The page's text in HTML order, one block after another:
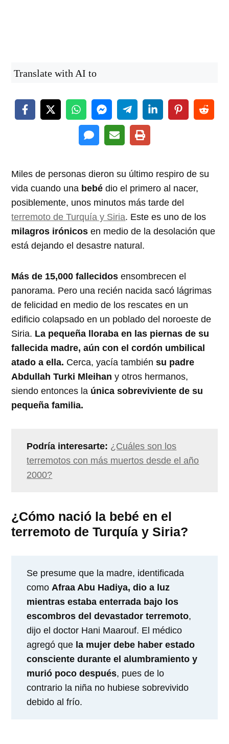
Translate with AI to
Miles de personas dieron su último respiro de su
vida cuando una bebédio el primero al nacer,
posiblemente, unos minutos más tarde del
terremoto de Turquía y Siria. Este es uno de los
milagros irónicos en medio de la desolación que
está dejando el desastre natural.
Más de 15,000 fallecidos ensombrecen el
panorama. Pero una recién nacida sacó lágrimas
de felicidad en medio de los rescates en un
edificio colapsado en un poblado del noroeste de
Siria. La pequeña lloraba en las piernas de su
fallecida madre, aún con el cordón umbilical
atado a ella. Cerca, yacía tambiénsu padre
Abdullah Turki Mleihan y otros hermanos,
siendo entonces la única sobreviviente de su
pequeña familia.
Podría interesarte: ¿Cuáles son los
terremotos con más muertos desde el año
2000?
¿Cómo nació la bebé en el
terremoto de Turquía y Siria?
Se presume que la madre, identificada
comoAfraa Abu Hadiya, dio a luz
mientras estaba enterrada bajo los
escombros del devastador terremoto,
dijo el doctor Hani Maarouf. El médico
agregó que la mujer debe haber estado
consciente durante el alumbramiento y
murió poco después, pues de lo
contrario la niña no hubiese sobrevivido
debido al frío.